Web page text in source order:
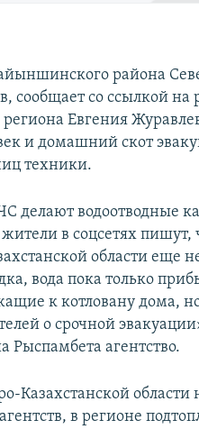
района
сообщает со ссылкой
Евгения
и домашний скот
техники.
делают водоотводные
в соцсетях пишут,
области еще
вода пока только
к котловану дома,
о срочной
Рыспамбета агентство.
Казахстанской
в регионе